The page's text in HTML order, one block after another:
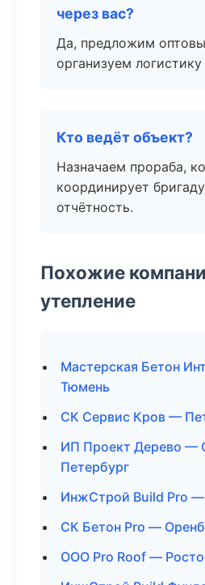
через вас?
Да, предложим
организуем логистику
Кто ведёт объект?
Назначаем прораба,
координирует
отчётность.
Похожие
утепление
Мастерская Бетон
Тюмень
СК Сервис Кров —
ИП Проект Дерево —
Петербург
ИнжСтрой Build Pro
СК Бетон Pro —
ООО Pro Roof —